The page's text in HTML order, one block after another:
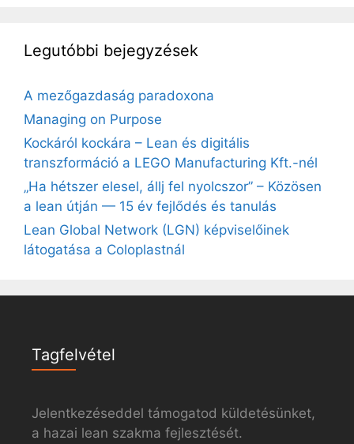
Legutóbbi bejegyzések
A mezőgazdaság paradoxona
Managing on Purpose
Kockáról kockára – Lean és digitális
transzformáció a LEGO Manufacturing Kft.-nél
„Ha hétszer elesel, állj fel nyolcszor” – Közösen
a lean útján — 15 év fejlődés és tanulás
Lean Global Network (LGN) képviselőinek
látogatása a Coloplastnál
Tagfelvétel
Jelentkezéseddel támogatod küldetésünket,
a hazai lean szakma fejlesztését.